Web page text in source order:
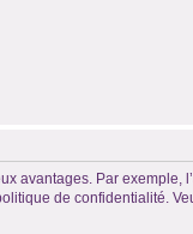
avantages. Par
de confidentialité.